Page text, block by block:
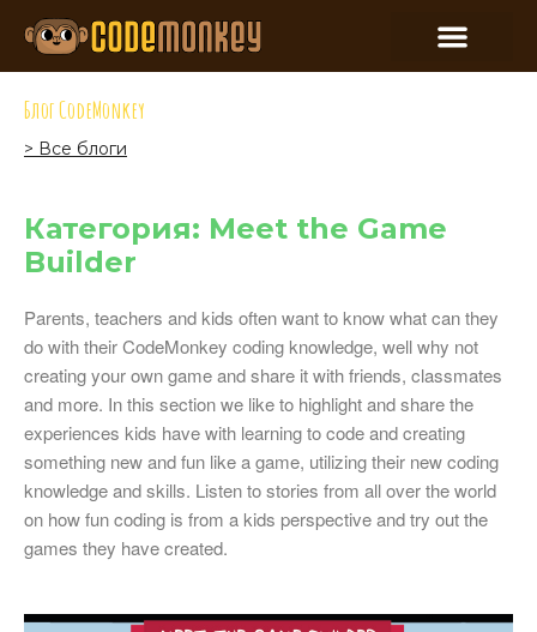
Блог CodeMonkey
> Все блоги
Категория: Meet the Game
Builder
Parents, teachers and kids often want to know what can they
do with their CodeMonkey coding knowledge, well why not
creating your own game and share it with friends, classmates
and more. In this section we like to highlight and share the
experiences kids have with learning to code and creating
something new and fun like a game, utilizing their new coding
knowledge and skills. Listen to stories from all over the world
on how fun coding is from a kids perspective and try out the
games they have created.